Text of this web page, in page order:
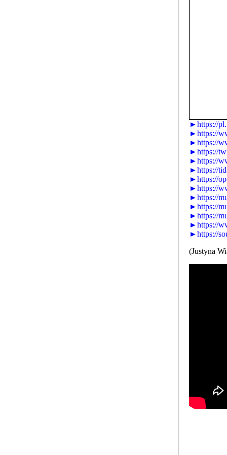
►https://
►https://
►https://
►https://
►https://
►https://
►https://
►https://
►https://
►https://
►https://
►https://
►https://
(Justyna